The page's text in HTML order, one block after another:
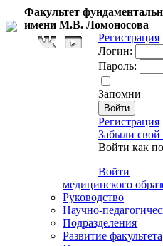
Факультет
имени М.В. Ломоносова
Регистрация
Логин:
Пароль:
Запомни
Регистрация
Забыли свой
Войти как
Войти
медицинского
Руководство
Научно-
Подразделения
Развитие факультета